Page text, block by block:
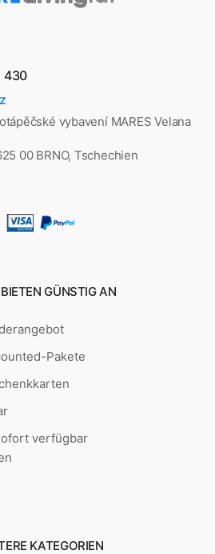
430
vybavení MARES Velana
00 BRNO, Tschechien
GÜNSTIG AN
Pakete
verfügbar
KATEGORIEN